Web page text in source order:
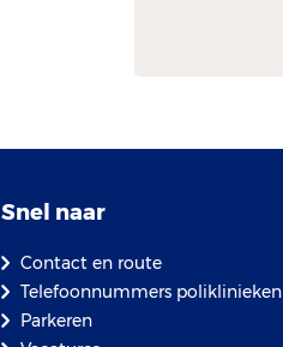
Snel naar
Contact en route
Telefoonnummers poliklinieken
Parkeren